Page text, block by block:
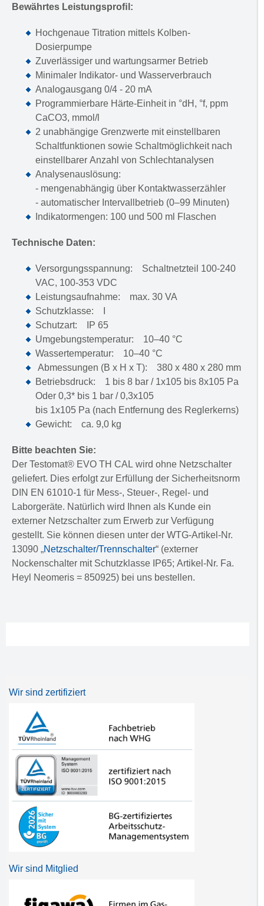
Bewährtes Leistungsproﬁl:
Hochgenaue Titration mittels Kolben-
Dosierpumpe
Zuverlässiger und wartungsarmer Betrieb
Minimaler Indikator- und Wasserverbrauch
Analogausgang 0/4 - 20 mA
Programmierbare Härte-Einheit in °dH, °f, ppm
CaCO3, mmol/l
2 unabhängige Grenzwerte mit einstellbaren
Schaltfunktionen sowie Schaltmöglichkeit nach
einstellbarer Anzahl von Schlechtanalysen
Analysenauslösung:
- mengenabhängig über Kontaktwasserzähler
- automatischer Intervallbetrieb (0–99 Minuten)
Indikatormengen: 100 und 500 ml Flaschen
Technische Daten:
Versorgungsspannung: Schaltnetzteil 100-240
VAC, 100-353 VDC
Leistungsaufnahme: max. 30 VA
Schutzklasse: I
Schutzart: IP 65
Umgebungstemperatur: 10–40 °C
Wassertemperatur: 10–40 °C
Abmessungen (B x H x T): 380 x 480 x 280 mm
Betriebsdruck: 1 bis 8 bar / 1x105 bis 8x105 Pa
Oder 0,3* bis 1 bar / 0,3x105
bis 1x105 Pa (nach Entfernung des Reglerkerns)
Gewicht: ca. 9,0 kg
Bitte beachten Sie:
Der Testomat® EVO TH CAL wird ohne Netzschalter
geliefert. Dies erfolgt zur Erfüllung der Sicherheitsnorm
DIN EN 61010-1 für Mess-, Steuer-, Regel- und
Laborgeräte. Natürlich wird Ihnen als Kunde ein
externer Netzschalter zum Erwerb zur Verfügung
gestellt. Sie können diesen unter der WTG-Artikel-Nr.
13090 „Netzschalter/Trennschalter“ (externer
Nockenschalter mit Schutzklasse IP65; Artikel-Nr. Fa.
Heyl Neomeris = 850925) bei uns bestellen.
Wir sind zertifiziert
Wir sind Mitglied